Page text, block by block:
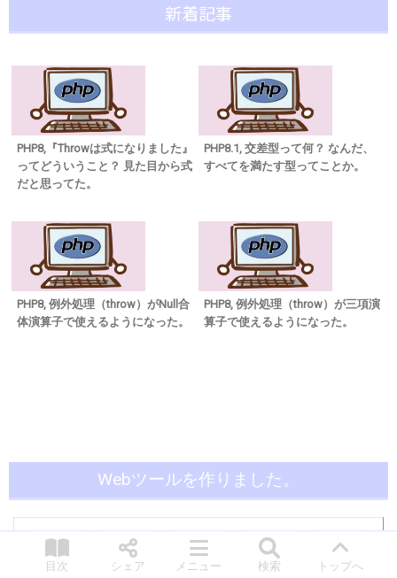
目次 シェア メニュー 検索 トップへ
新着記事
PHP8,『Throwは式になりました』
ってどういうこと？ 見た目から式
だと思ってた。
PHP8.1, 交差型って何？ なんだ、
すべてを満たす型ってことか。
PHP8, 例外処理（throw）がNull合
体演算子で使えるようになった。
PHP8, 例外処理（throw）が三項演
算子で使えるようになった。
Webツールを作りました。
黄金比の計算（白銀比その他もあり）